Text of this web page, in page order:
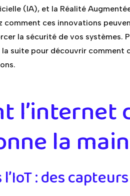
(IA), et la Réalité
comment ces innovations
la sécurité de vos systèmes.
la suite pour découvrir
l’internet
la
: des